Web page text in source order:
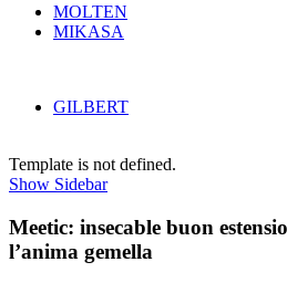
MOLTEN
MIKASA
GILBERT
Template is not defined.
Show Sidebar
Meetic: insecable buon
l’anima gemella